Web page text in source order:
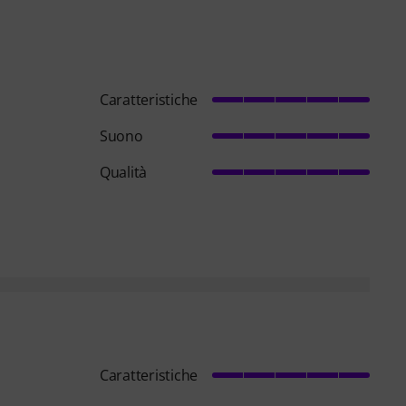
Caratteristiche
Suono
Qualità
Caratteristiche